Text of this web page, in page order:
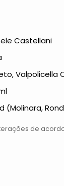
Castellani
Valpolicella
(Molinara,
de